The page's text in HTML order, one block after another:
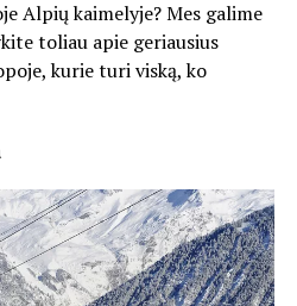
Alpių kaimelyje? Mes galime
toliau apie geriausius
kurie turi viską, ko